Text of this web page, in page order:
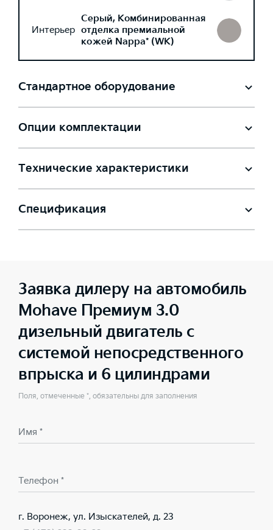
Интерьер
Серый, Комбинированная
отделка премиальной
кожей Nappa* (WK)
Стандартное оборудование
Опции комплектации
Технические характеристики
Спецификация
Заявка дилеру на автомобиль
Mohave Премиум 3.0
дизельный двигатель с
системой непосредственного
впрыска и 6 цилиндрами
Поля, отмеченные *, обязательны для заполнения
Имя *
Телефон *
г. Воронеж, ул. Изыскателей, д. 23